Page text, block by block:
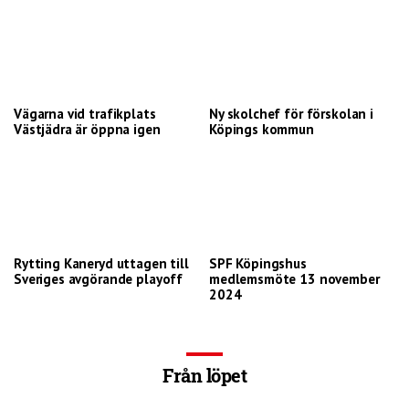
Vägarna vid trafikplats
Västjädra är öppna igen
Ny skolchef för förskolan i
Köpings kommun
Rytting Kaneryd uttagen till
Sveriges avgörande playoff
SPF Köpingshus
medlemsmöte 13 november
2024
Från löpet